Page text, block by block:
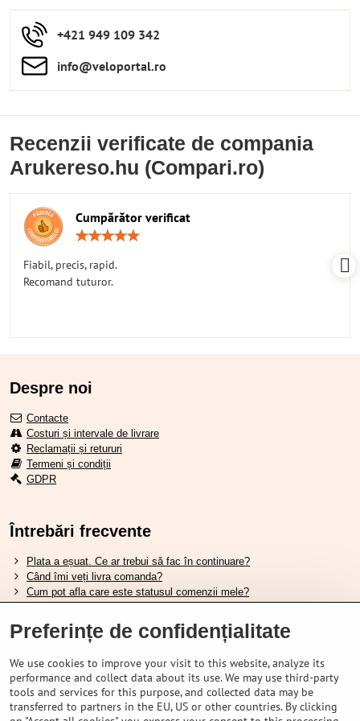
+421 949 109 342
info​​@veloportal​.ro
Recenzii verificate de compania
Arukereso.hu (Compari.ro)
Cumpărător verificat
Fiabil, precis, rapid.
Recomand tuturor.
Despre noi
Contacte
Costuri și intervale de livrare
Reclamații și retururi
Termeni și condiții
GDPR
Întrebări frecvente
Plata a eșuat. Ce ar trebui să fac în continuare?
Când îmi veți livra comanda?
Cum pot afla care este statusul comenzii mele?
Vreau să îmi schimb comanda. Cum pot face asta?
Tabela de dimensiuni pentru încălțămintea Shimano.
Cum să alegi furca amortizată potrivită?
Cum să alegi mărimea potrivită a căștii?
Ghidul pentru acumulatorii Shimano.
Preferințe de confidențialitate
We use cookies to improve your visit to this website, analyze its
performance and collect data about its use. We may use third-party
tools and services for this purpose, and collected data may be
transferred to partners in the EU, US or other countries. By clicking